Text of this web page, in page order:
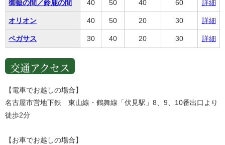
御嶽の間／鈴鹿の間 40 50 40 60 詳細
オリオン 40 50 20 30 詳細
ペガサス 30 40 20 30 詳細
交通アクセス
【電車でお越しの場合】
名古屋市営地下鉄 東山線・鶴舞線「伏見駅」8、9、10番出口より
徒歩2分
【お車でお越しの場合】